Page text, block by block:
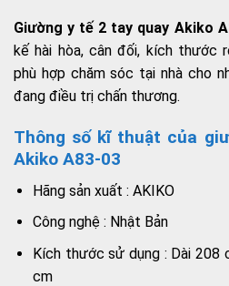
Giường y tế 2 tay quay Akiko
kế hài hòa, cân đối, kích thước
phù hợp chăm sóc tại nhà cho
đang điều trị chấn thương.
Thông số kĩ thuật của
Akiko A83-03
Hãng sản xuất : AKIKO
Công nghệ : Nhật Bản
Kích thước sử dụng : Dài 208
cm